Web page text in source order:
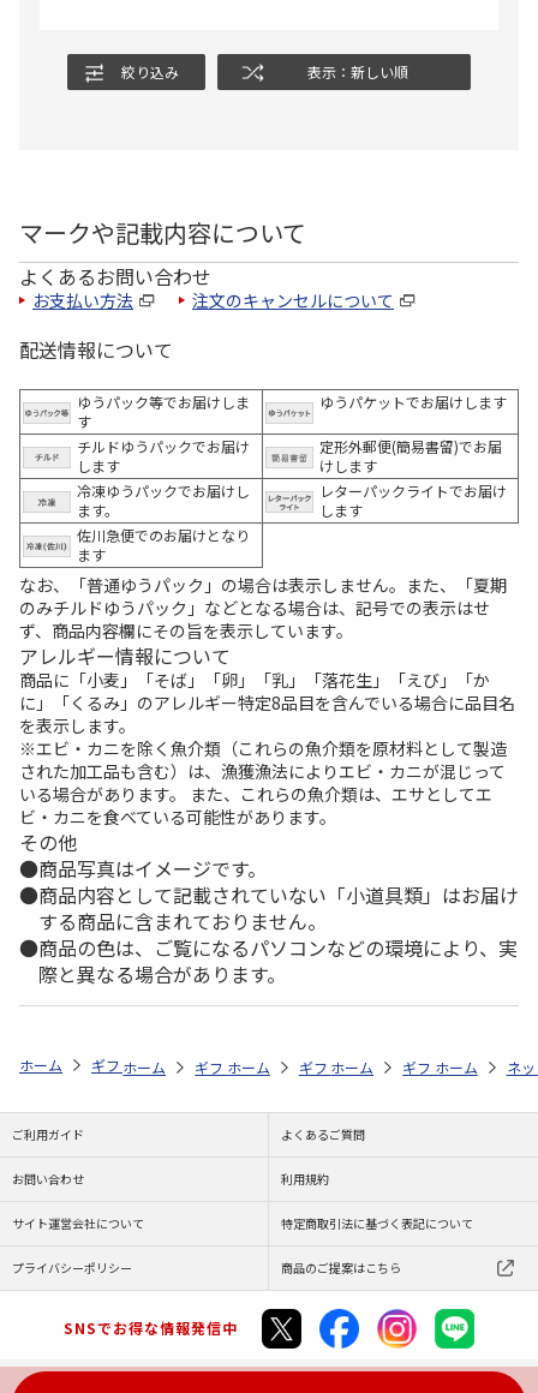
絞り込み 表示：新しい順
マークや記載内容について
よくあるお問い合わせ
お支払い方法 注文のキャンセルについて
配送情報について
ゆうパック等でお届けしま
す
ゆうパケットでお届けします
チルドゆうパックでお届け
します
定形外郵便(簡易書留)でお届
けします
冷凍ゆうパックでお届けし
ます。
レターパックライトでお届け
します
佐川急便でのお届けとなり
ます
なお、「普通ゆうパック」の場合は表示しません。また、「夏期
のみチルドゆうパック」などとなる場合は、記号での表示はせ
ず、商品内容欄にその旨を表示しています。
アレルギー情報について
商品に「小麦」「そば」「卵」「乳」「落花生」「えび」「か
に」「くるみ」のアレルギー特定8品目を含んでいる場合に品目名
を表示します。
※エビ・カニを除く魚介類（これらの魚介類を原材料として製造
された加工品も含む）は、漁獲漁法によりエビ・カニが混じって
いる場合があります。 また、これらの魚介類は、エサとしてエ
ビ・カニを食べている可能性があります。
その他
商品写真はイメージです。
商品内容として記載されていない「小道具類」はお届け
する商品に含まれておりません。
商品の色は、ご覧になるパソコンなどの環境により、実
際と異なる場合があります。
ホーム ギフト通販 内祝い・お返し 法要・香典返し 選べるギフ
ホーム ギフト通販 内祝い・お返し 法要・香典返し
ホーム ギフト通販 お祝い・贈りもの
ホーム ギフト通販 お
ホーム ネ
ご利用ガイド よくあるご質問
お問い合わせ 利用規約
サイト運営会社について 特定商取引法に基づく表記について
プライバシーポリシー 商品のご提案はこちら
SNSでお得な情報発信中